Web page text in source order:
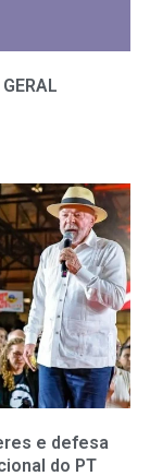
e defesa
do PT